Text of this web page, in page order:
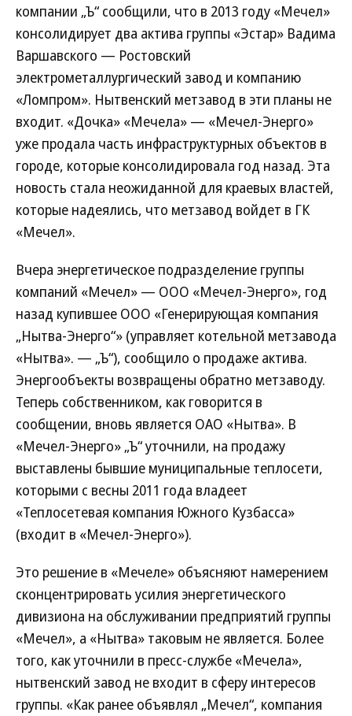
компании „Ъ“ сообщили, что в 2013 году «Мечел»
консолидирует два актива группы «Эстар» Вадима
Варшавского — Ростовский
электрометаллургический завод и компанию
«Ломпром». Нытвенский метзавод в эти планы не
входит. «Дочка» «Мечела» — «Мечел-Энерго»
уже продала часть инфраструктурных объектов в
городе, которые консолидировала год назад. Эта
новость стала неожиданной для краевых властей,
которые надеялись, что метзавод войдет в ГК
«Мечел».
Вчера энергетическое подразделение группы
компаний «Мечел» — ООО «Мечел-Энерго», год
назад купившее ООО «Генерирующая компания
„Нытва-Энерго“» (управляет котельной метзавода
«Нытва». — „Ъ“), сообщило о продаже актива.
Энергообъекты возвращены обратно метзаводу.
Теперь собственником, как говорится в
сообщении, вновь является ОАО «Нытва». В
«Мечел-Энерго» „Ъ“ уточнили, на продажу
выставлены бывшие муниципальные теплосети,
которыми с весны 2011 года владеет
«Теплосетевая компания Южного Кузбасса»
(входит в «Мечел-Энерго»).
Это решение в «Мечеле» объясняют намерением
сконцентрировать усилия энергетического
дивизиона на обслуживании предприятий группы
«Мечел», а «Нытва» таковым не является. Более
того, как уточнили в пресс-службе «Мечела»,
нытвенский завод не входит в сферу интересов
группы. «Как ранее объявлял „Мечел“, компания